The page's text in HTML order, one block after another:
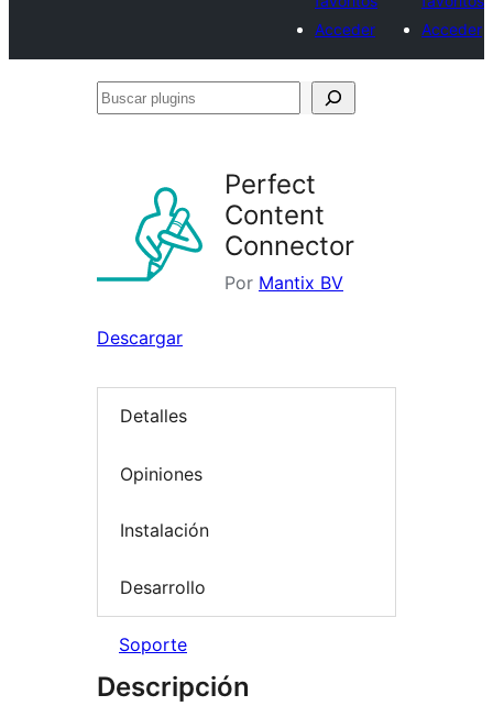
Acceder
Acceder
Buscar
Perfect
Content
Connector
Por Mantix BV
Descargar
Detalles
Opiniones
Instalación
Desarrollo
Soporte
Descripción